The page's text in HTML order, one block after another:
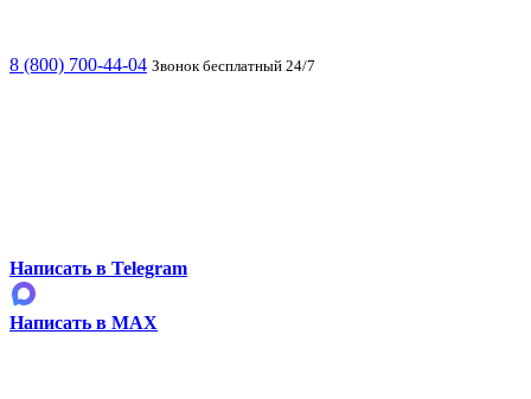
8 (800) 700-44-04 Звонок бесплатный 24/7
Написать в Telegram
Написать в MAX